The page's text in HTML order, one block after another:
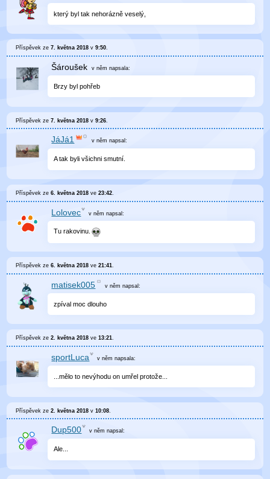
který byl tak nehorázně veselý,
Příspěvek ze7. května 2018 v9:50.
Šároušek v něm napsala:
Brzy byl pohřeb
Příspěvek ze7. května 2018 v9:26
JáJá1 v něm napsal:
A tak byli všichni smutní.
Příspěvek ze6. května 2018 ve23:42
Lolovec v něm napsal:
Tu rakovinu.
Příspěvek ze6. května 2018 ve21:41.
matisek005 v němnapsal:
zpíval moc dlouho
Příspěvek ze2. května 2018 ve13:21.
sportLuca v něm napsala:
...mělo to nevýhodu on umřel protože...
Příspěvek ze2. května 2018 v10:08
Dup500 v něm napsal:
Ale...